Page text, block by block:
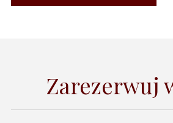
Zarezerwuj